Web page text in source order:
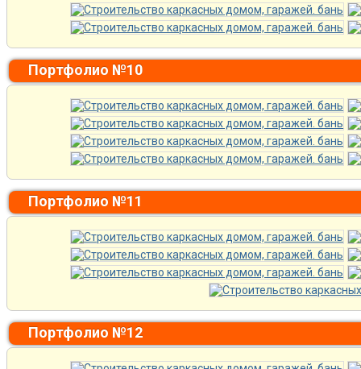
Портфолио №10
Портфолио №11
Портфолио №12